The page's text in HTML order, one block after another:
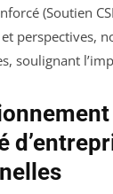
(Soutien
perspectives,
soulignant